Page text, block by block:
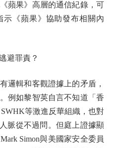
蘋果》高層的通信紀錄，可
示《蘋果》協助發布相關內
避罪責？
輯和客觀證據上的矛盾，
例如黎智英自言不知道「香
等激進反華組織，也對
脈從不過問。但庭上證據顯
Simon與美國家安全委員